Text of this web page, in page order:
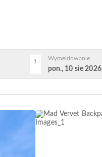
1 Wymeldowanie
pon., 10 sie 2026